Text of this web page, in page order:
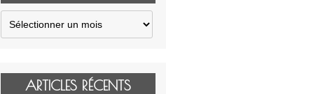
Archives
ARTICLES RÉCENTS